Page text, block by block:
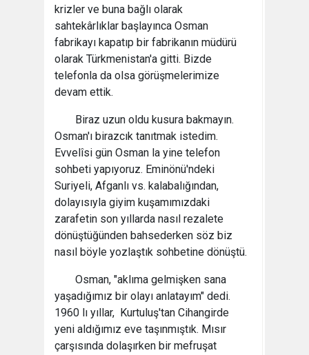
krizler ve buna bağlı olarak
sahtekârlıklar başlayınca Osman
fabrikayı kapatıp bir fabrikanın müdürü
olarak Türkmenistan'a gitti. Bizde
telefonla da olsa görüşmelerimize
devam ettik.
Biraz uzun oldu kusura bakmayın.
Osman'ı birazcık tanıtmak istedim.
Evvelîsi gün Osman la yine telefon
sohbeti yapıyoruz. Eminönü'ndeki
Suriyeli, Afganlı vs. kalabalığından,
dolayısıyla giyim kuşamımızdaki
zarafetin son yıllarda nasıl rezalete
dönüştüğünden bahsederken söz biz
nasıl böyle yozlaştık sohbetine dönüştü.
Osman, "aklıma gelmişken sana
yaşadığımız bir olayı anlatayım" dedi.
1960 lı yıllar, Kurtuluş'tan Cihangirde
yeni aldığımız eve taşınmıştık. Mısır
çarşısında dolaşırken bir mefruşat